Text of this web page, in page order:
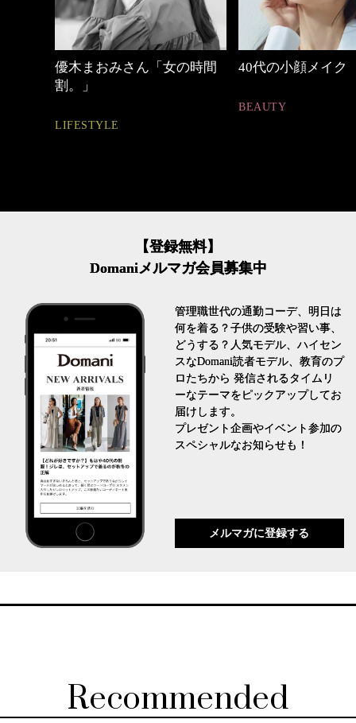
優木まおみさん「女の時間
割。」
LIFESTYLE
40代の小顔メイク
BEAUTY
【登録無料】
Domaniメルマガ会員募集中
管理職世代の通勤コーデ、明日は
何を着る？子供の受験や習い事、
どうする？人気モデル、ハイセン
スなDomani読者モデル、教育のプ
ロたちから 発信されるタイムリ
ーなテーマをピックアップしてお
届けします。
プレゼント企画やイベント参加の
スペシャルなお知らせも！
メルマガに登録する
Recommended